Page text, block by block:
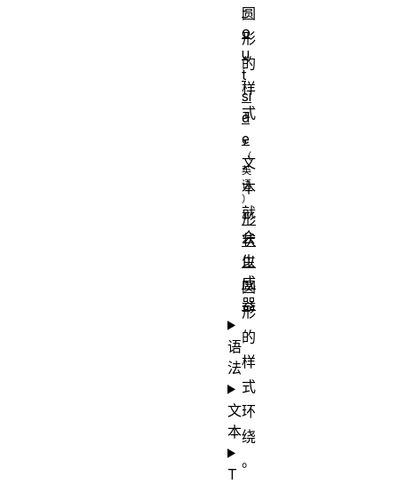
圆
形
的
样
式
，
文
本
就
会
以
圆
形
的
样
式
环
绕
。
-
o
u
t
si
d
e
形
状
生
成
器
语
法
文
本
T